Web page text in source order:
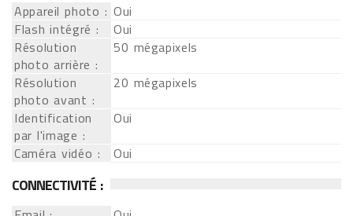
Appareil photo : Oui
Flash intégré :
Oui
Résolution
photo arrière :
50 mégapixels
Résolution
photo avant :
20 mégapixels
Identification
par l'image :
Oui
Caméra vidéo :
Oui
CONNECTIVITÉ :